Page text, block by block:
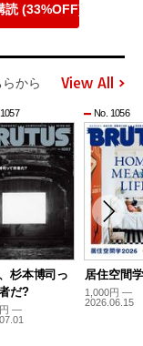
読 (33%OFF)
から View All
杉本博司っ
だ?
円 —
No. 1056
居住空間
1,000円 —
2026.06.15